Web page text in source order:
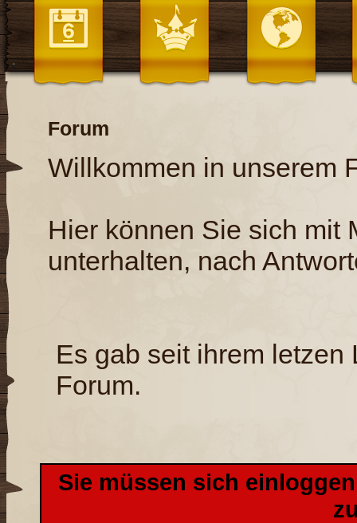
Forum
Willkommen in unserem
Hier können Sie sich mit
unterhalten, nach
Es gab seit ihrem
Forum.
Sie müssen sich